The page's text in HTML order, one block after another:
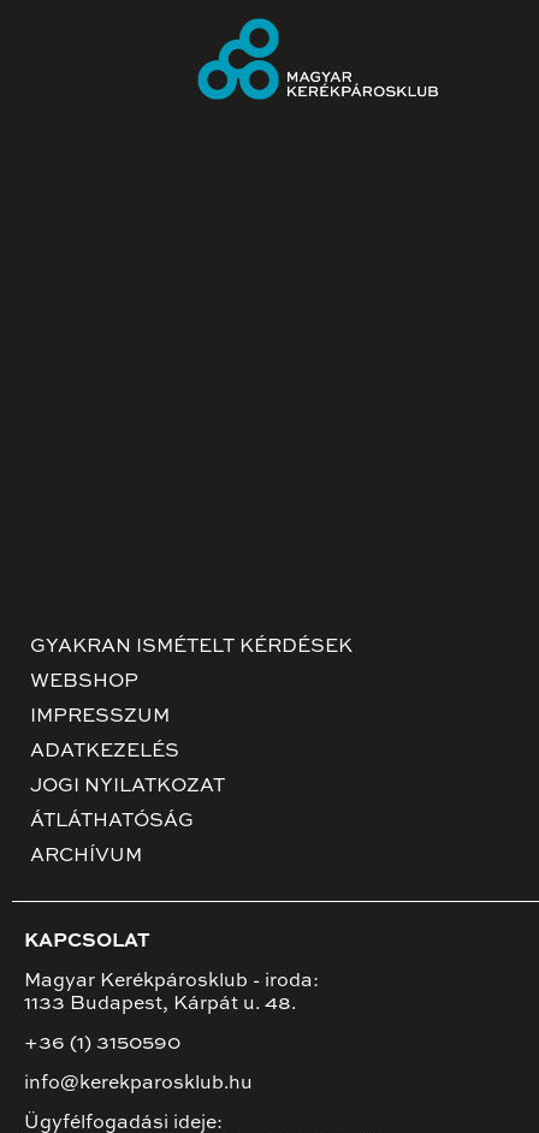
GYAKRAN ISMÉTELT KÉRDÉSEK
WEBSHOP
IMPRESSZUM
ADATKEZELÉS
JOGI NYILATKOZAT
ÁTLÁTHATÓSÁG
ARCHÍVUM
KAPCSOLAT
Magyar Kerékpárosklub - iroda:
1133 Budapest, Kárpát u. 48.
+36 (1) 3150590
info@kerekparosklub.hu
Ügyfélfogadási ideje: